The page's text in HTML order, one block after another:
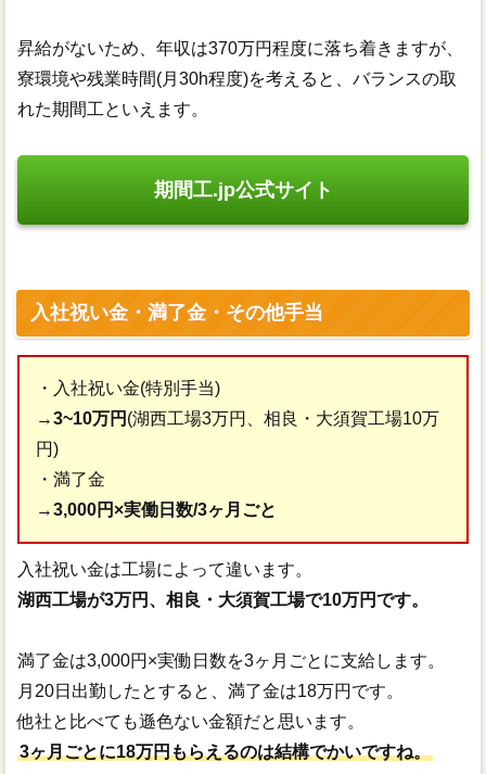
昇給がないため、年収は370万円程度に落ち着きますが、
寮環境や残業時間(月30h程度)を考えると、バランスの取
れた期間工といえます。
期間工.jp公式サイト
入社祝い金・満了金・その他手当
・入社祝い金(特別手当)
→3~10万円 (湖西工場3万円、相良・大須賀工場10万
円)
・満了金
→3,000円×実働日数/3ヶ月ごと
入社祝い金は工場によって違います。
湖西工場が3万円、相良・大須賀工場で10万円です。
満了金は3,000円×実働日数を3ヶ月ごとに支給します。
月20日出勤したとすると、満了金は18万円です。
他社と比べても遜色ない金額だと思います。
3ヶ月ごとに18万円もらえるのは結構でかいですね。